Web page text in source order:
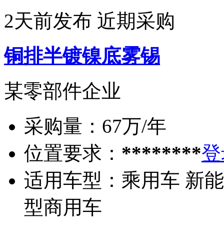
2天前发布 近期采购
铜排半镀镍底雾锡
某零部件企业
采购量： 67万/年
位置要求： ********
适用车型： 乘用车 新
型商用车